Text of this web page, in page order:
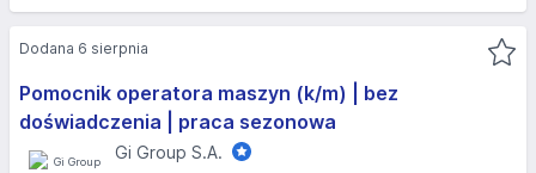
Pomocnik operatora maszyn (k/m) | bez
doświadczenia | praca sezonowa
Gi Group S.A.
Dodana 6 sierpnia